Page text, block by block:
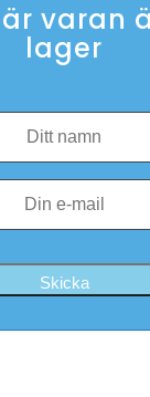
varan
lager
Skicka